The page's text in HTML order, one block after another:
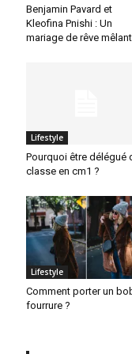
Benjamin Pavard et
Kleofina Pnishi : Un
mariage de rêve
Lifestyle
Pourquoi être délégué
classe en cm1 ?
Lifestyle
Comment porter un
fourrure ?